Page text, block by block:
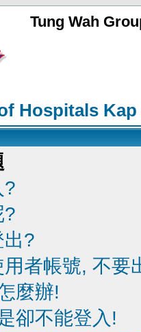
Tung Wah
Hospitals
?
?
出?
者帳號, 不要
麼辦!
卻不能登入!